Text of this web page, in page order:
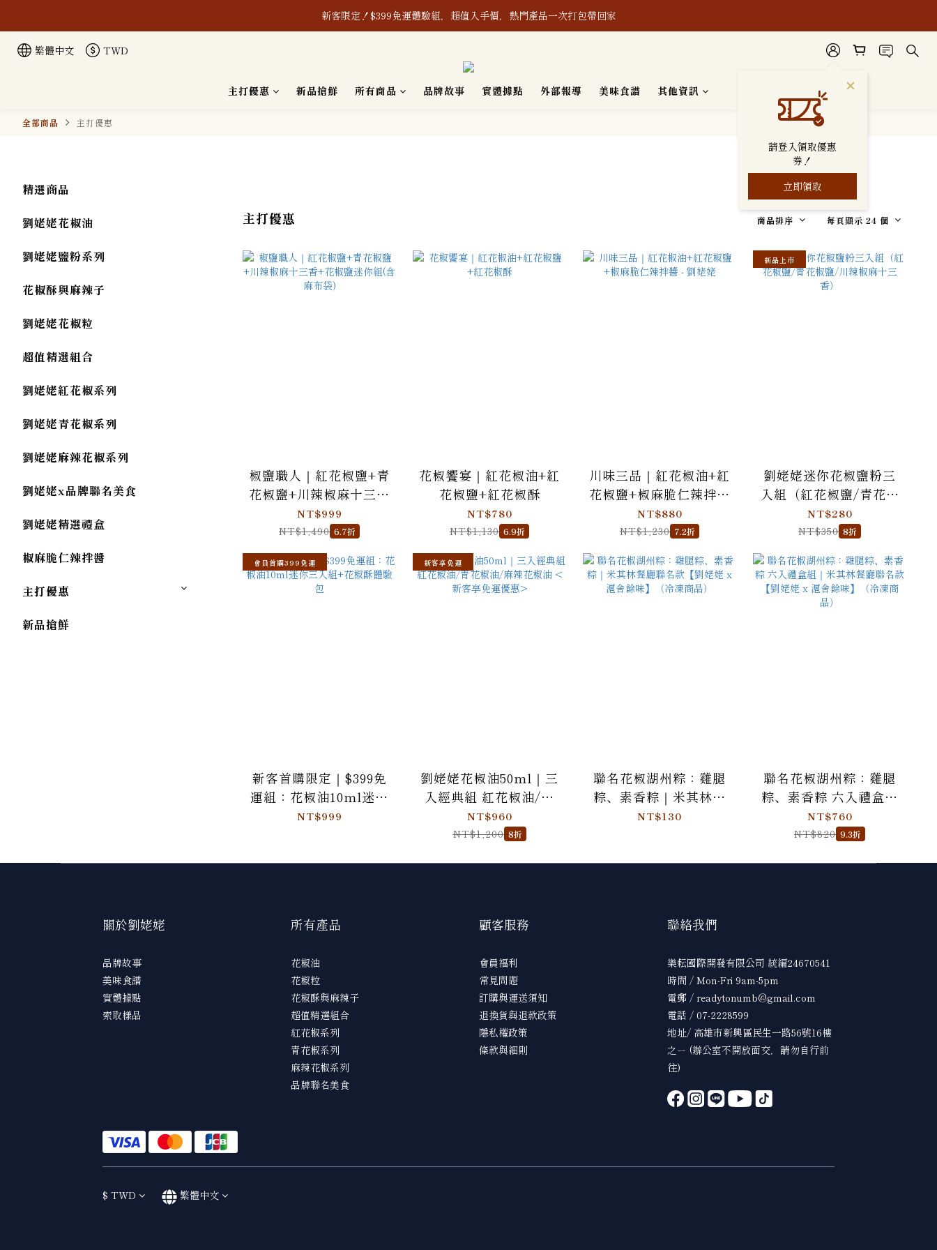
新客限定！$399免運體驗組，超值入手價，熱門產品一次打包帶回家
新客限定！$399免運體驗組，超值入手價，熱門產品一次打包帶回家
繁體中文 TWD
請登入領取優惠
券！
立即領取
主打優惠 新品搶鮮 所有商品 品牌故事 實體據點 外部報導 美味食譜 其他資訊
全部商品 主打優惠
精選商品
劉姥姥花椒油
劉姥姥鹽粉系列
花椒酥與麻辣子
劉姥姥花椒粒
超值精選組合
劉姥姥紅花椒系列
劉姥姥青花椒系列
劉姥姥麻辣花椒系列
劉姥姥x品牌聯名美食
劉姥姥精選禮盒
椒麻脆仁辣拌醬
主打優惠
新品搶鮮
主打優惠 商品排序 每頁顯示 24 個
椒鹽職人｜紅花椒鹽+青
花椒鹽+川辣椒麻十三香
+花椒鹽迷你組(含麻布
袋)
NT$999
NT$1,490 6.7折
花椒饗宴｜紅花椒油+紅
花椒鹽+紅花椒酥
NT$780
NT$1,130 6.9折
川味三品｜紅花椒油+紅
花椒鹽+椒麻脆仁辣拌醬
- 劉姥姥
NT$880
NT$1,230 7.2折
新品上市
劉姥姥迷你花椒鹽粉三
入組（紅花椒鹽/青花椒
鹽/川辣椒麻十三香）
NT$280
NT$350 8折
會員首購399免運
新客首購限定｜$399免
運組：花椒油10ml迷你
三入組+花椒酥體驗包
NT$999
新客享免運
劉姥姥花椒油50ml｜三
入經典組 紅花椒油/青
花椒油/麻辣花椒油 <新
客享免運優惠>
NT$960
NT$1,200 8折
聯名花椒湖州粽：雞腿
粽、素香粽｜米其林餐
廳聯名款【劉姥姥 x 滬
NT$130
聯名花椒湖州粽：雞腿
粽、素香粽 六入禮盒組
｜米其林餐廳聯名款
【劉姥姥 x 滬舍餘味】
NT$760
NT$820 9.3折
關於劉姥姥
品牌故事
美味食譜
實體據點
索取樣品
所有產品
花椒油
花椒粒
花椒酥與麻辣子
超值精選組合
紅花椒系列
青花椒系列
麻辣花椒系列
品牌聯名美食
顧客服務
會員福利
常見問題
訂購與運送須知
退換貨與退款政策
隱私權政策
條款與細則
聯絡我們
樂耘國際開發有限公司 統編24670541
時間 / Mon-Fri 9am-5pm
電郵 / readytonumb@gmail.com
電話 / 07-2228599
地址/ 高雄市新興區民生一路56號16樓
之ㄧ (辦公室不開放面交，請勿自行前
往)
$ TWD 繁體中文